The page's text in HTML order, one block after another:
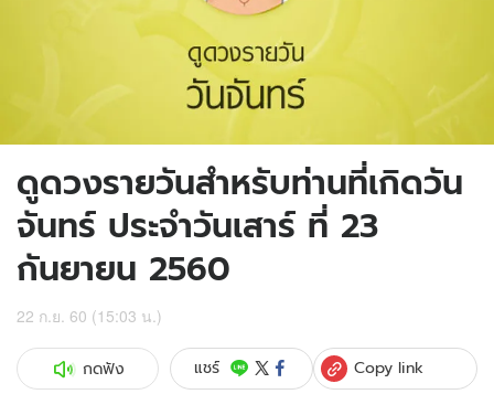
ดูดวงรายวันสำหรับท่านที่เกิดวัน
จันทร์ ประจำวันเสาร์ ที่ 23
กันยายน 2560
22 ก.ย. 60 (15:03 น.)
กดฟัง แชร์ Copy link